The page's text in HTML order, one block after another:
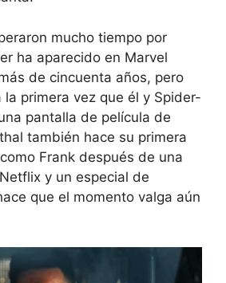
mucho tiempo por
ha aparecido en Marvel
de cincuenta años, pero
la primera vez que él y Spider-
pantalla de película de
también hace su primera
Frank después de una
y un especial de
que el momento valga aún